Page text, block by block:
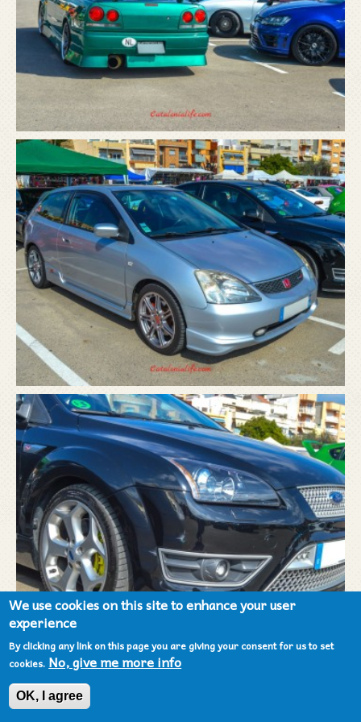
We use cookies on this site to enhance your user
experience
By clicking any link on this page you are giving your consent for us to set
cookies. No, give me more info
OK, I agree